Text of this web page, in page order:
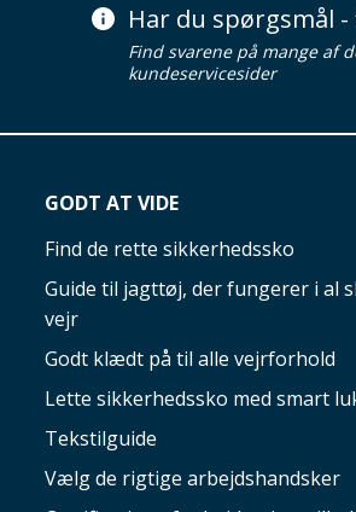
Har du spørgsmål
Find svarene på mange af
kundeservicesider
GODT AT VIDE
Find de rette sikkerhedssko
Guide til jagttøj, der fungerer i al
vejr
Godt klædt på til alle vejrforhold
Lette sikkerhedssko med smart
Tekstilguide
Vælg de rigtige arbejdshandsker